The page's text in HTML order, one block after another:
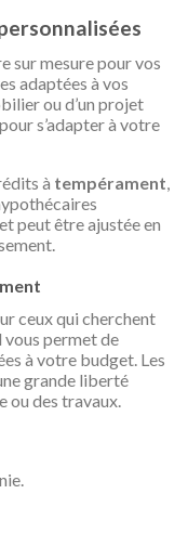
sur mesure pour vos
adaptées à vos
ou d’un projet
s’adapter à votre
à tempérament
peut être ajustée en
ceux qui cherchent
vous permet de
à votre budget. Les
grande liberté
ou des travaux.